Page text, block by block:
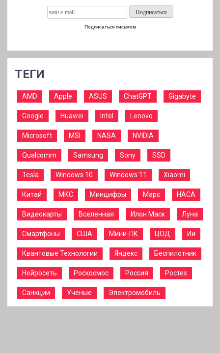
Подписаться письмом
ТЕГИ
AMD Apple ASUS ChatGPT Gigabyte
Google Huawei Intel Lenovo
Microsoft MSI NASA NVIDIA
Qualcomm Samsung Sony SSD
Tesla Windows 10 Windows 11 Xiaomi
Китай МКС Минцифры Марс НАСА
Видеокарты Вселенная Илон Маск Луна
Смартфоны США Мини-ПК ЦОД Ии
Квантовые Технологии Яндекс Беспилотник
Нейросеть Роскосмос Россия Ростех
Санкции Учёные Электромобиль